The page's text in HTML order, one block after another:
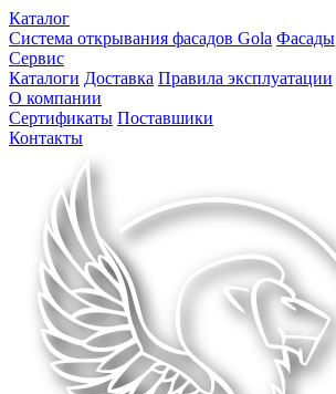
Каталог
Система открывания фасадов Gola Фасады
Сервис
Каталоги Доставка Правила эксплуатации
О компании
Сертификаты Поставшики
Контакты